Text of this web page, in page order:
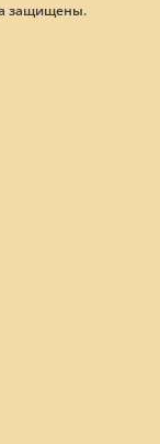
защищены.